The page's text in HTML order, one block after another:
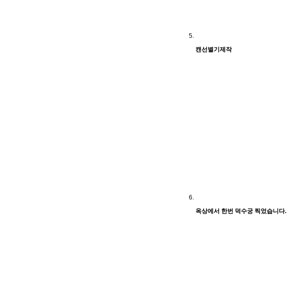
캔선별기제작
옥상에서 한번 덕수궁 찍었습니다.